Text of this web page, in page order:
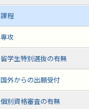
課程
専攻
留学生特別選抜の有無
国外からの出願受付
個別資格審査の有無